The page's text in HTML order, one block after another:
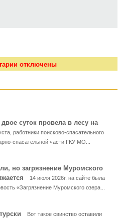
отключены
суток провела в лесу на
работники поисково-спасательного
спасательной части ГКУ МО...
но загрязнение Муромского
14 июля 2026г. на сайте была
«Загрязнение Муромского озера...
Вот такое свинство оставили